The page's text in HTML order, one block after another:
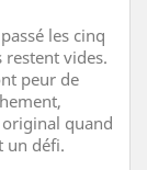
les cinq
restent vides.
peur de
quand
un défi.